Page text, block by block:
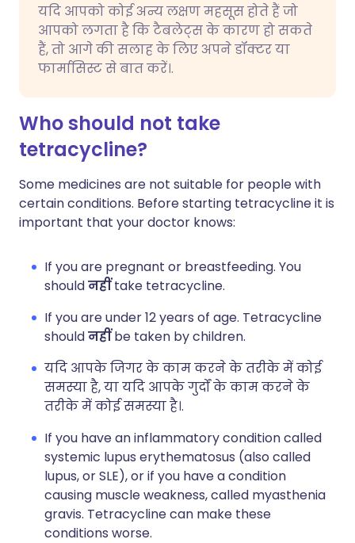
यदि आपको कोई अन्य लक्षण महसूस होते हैं जो
आपको लगता है कि टैबलेट्स के कारण हो सकते
हैं, तो आगे की सलाह के लिए अपने डॉक्टर या
फार्मासिस्ट से बात करें।.
Who should not take
tetracycline?
Some medicines are not suitable for people with
certain conditions. Before starting tetracycline it is
important that your doctor knows:
If you are pregnant or breastfeeding. You
shouldनहींtake tetracycline.
If you are under 12 years of age. Tetracycline
shouldनहींbe taken by children.
यदि आपके जिगर के काम करने के तरीके में कोई
समस्या है, या यदि आपके गुर्दों के काम करने के
तरीके में कोई समस्या है।.
If you have an inflammatory condition called
systemic lupus erythematosus (also called
lupus, or SLE), or if you have a condition
causing muscle weakness, called myasthenia
gravis. Tetracycline can make these
conditions worse.